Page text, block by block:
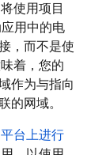
将使用项目
用中的电
，而不是使
着，您的
作为与指向
的网域。
台上进行